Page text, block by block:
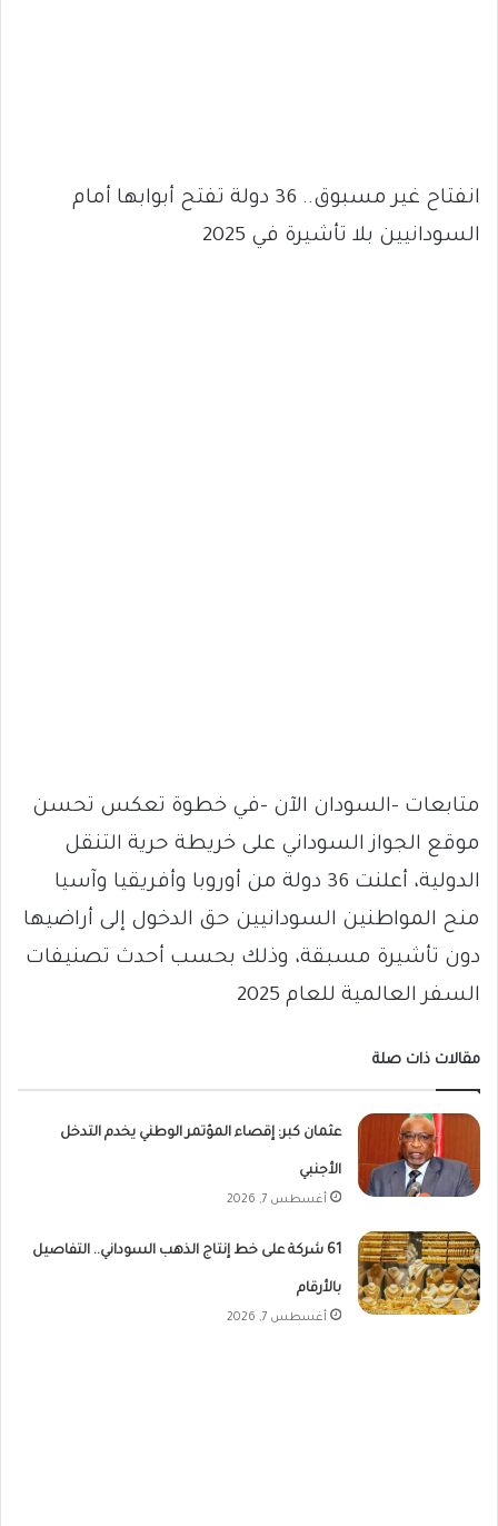
انفتاح غير مسبوق.. 36 دولة تفتح أبوابها أمام
السودانيين بلا تأشيرة في 2025
متابعات -السودان الآن -في خطوة تعكس تحسن
موقع الجواز السوداني على خريطة حرية التنقل
الدولية، أعلنت 36 دولة من أوروبا وأفريقيا وآسيا
منح المواطنين السودانيين حق الدخول إلى أراضيها
دون تأشيرة مسبقة، وذلك بحسب أحدث تصنيفات
السفر العالمية للعام 2025
مقالات ذات صلة
عثمان كبر: إقصاء المؤتمر الوطني يخدم التدخل
الأجنبي
أغسطس 7, 2026
61 شركة على خط إنتاج الذهب السوداني.. التفاصيل
بالأرقام
أغسطس 7, 2026